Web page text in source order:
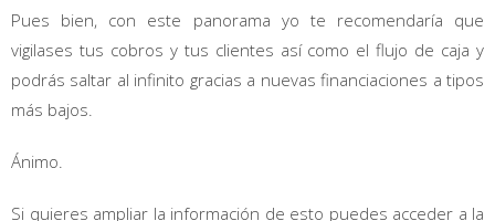
Pues bien, con este panorama yo te recomendaría que
vigilases tus cobros y tus clientes así como el flujo de caja y
podrás saltar al infinito gracias a nuevas financiaciones a tipos
más bajos.
Ánimo.
Si quieres ampliar la información de esto puedes acceder a la